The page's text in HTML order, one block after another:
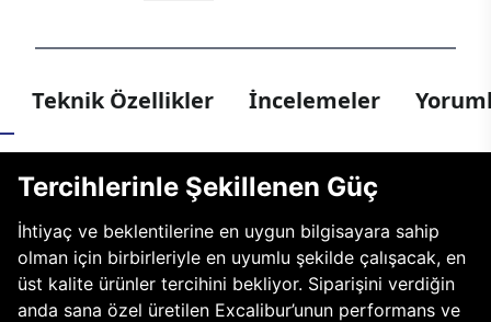
Teknik Özellikler İncelemeler
Tercihlerinle Şekillenen Güç
İhtiyaç ve beklentilerine en uygun bilgisayara sahip
olman için birbirleriyle en uyumlu şekilde çalışacak, en
üst kalite ürünler tercihini bekliyor. Siparişini verdiğin
anda sana özel üretilen Excalibur’unun performans ve